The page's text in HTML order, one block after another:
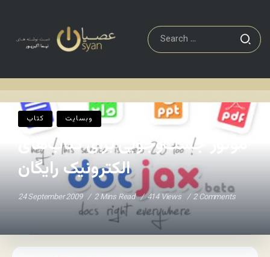
کتاب وبسایت
موتور جست‌وجویی برای کتاب‌های
الکترونیک رایگان
24 September 2009 2 Mins Read 414 Views 2 Comments